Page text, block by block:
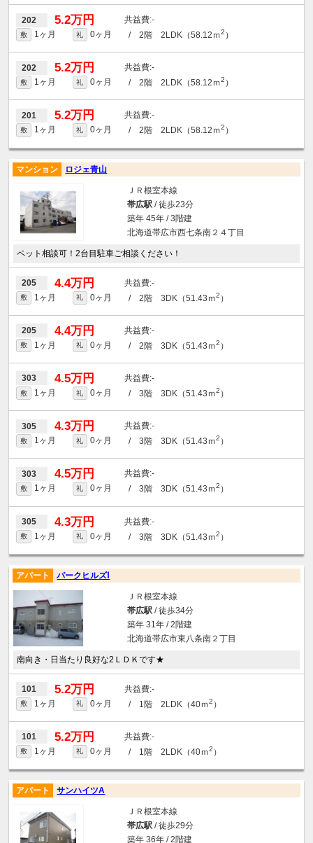
202 5.2万円 -
敷 1ヶ月 礼 0ヶ月 / 2階 2LDK（58.12ｍ2 ）
202 5.2万円 -
敷 1ヶ月 礼 0ヶ月 / 2階 2LDK（58.12ｍ2 ）
201 5.2万円 -
敷 1ヶ月 礼 0ヶ月 / 2階 2LDK（58.12ｍ2 ）
マンション ロジェ青山
ＪＲ根室本線
帯広駅/ 徒歩23分
築年 45年 / 3階建
北海道帯広市西七条南２４丁目
ペット相談可！2台目駐車ご相談ください！
205 4.4万円 -
敷 1ヶ月 礼 0ヶ月 / 2階 3DK（51.43ｍ2 ）
205 4.4万円 -
敷 1ヶ月 礼 0ヶ月 / 2階 3DK（51.43ｍ2 ）
303 4.5万円 -
敷 1ヶ月 礼 0ヶ月 / 3階 3DK（51.43ｍ2 ）
305 4.3万円 -
敷 1ヶ月 礼 0ヶ月 / 3階 3DK（51.43ｍ2 ）
303 4.5万円 -
敷 1ヶ月 礼 0ヶ月 / 3階 3DK（51.43ｍ2 ）
305 4.3万円 -
敷 1ヶ月 礼 0ヶ月 / 3階 3DK（51.43ｍ2 ）
アパート パークヒルズⅠ
ＪＲ根室本線
帯広駅/ 徒歩34分
築年 31年 / 2階建
北海道帯広市東八条南２丁目
南向き・日当たり良好な2ＬＤＫです★
101 5.2万円 -
敷 1ヶ月 礼 0ヶ月 / 1階 2LDK（40ｍ2 ）
101 5.2万円 -
敷 1ヶ月 礼 0ヶ月 / 1階 2LDK（40ｍ2 ）
アパート サンハイツA
ＪＲ根室本線
帯広駅/ 徒歩29分
築年 36年 / 2階建